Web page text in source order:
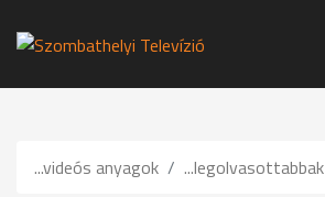
...videós anyagok ...legolvasottabbak